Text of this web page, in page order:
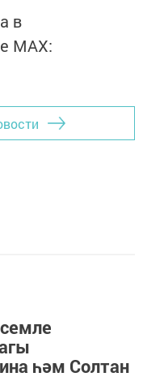
в
MАХ:
һәм Солтан